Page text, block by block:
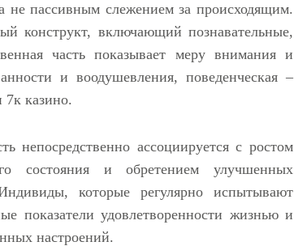
не пассивным слежением за происходящим.
конструкт, включающий познавательные,
часть показывает меру внимания и
и воодушевления, поведенческая –
7к казино.
непосредственно ассоциируется с ростом
состояния и обретением улучшенных
которые регулярно испытывают
показатели удовлетворенности жизнью и
настроений.